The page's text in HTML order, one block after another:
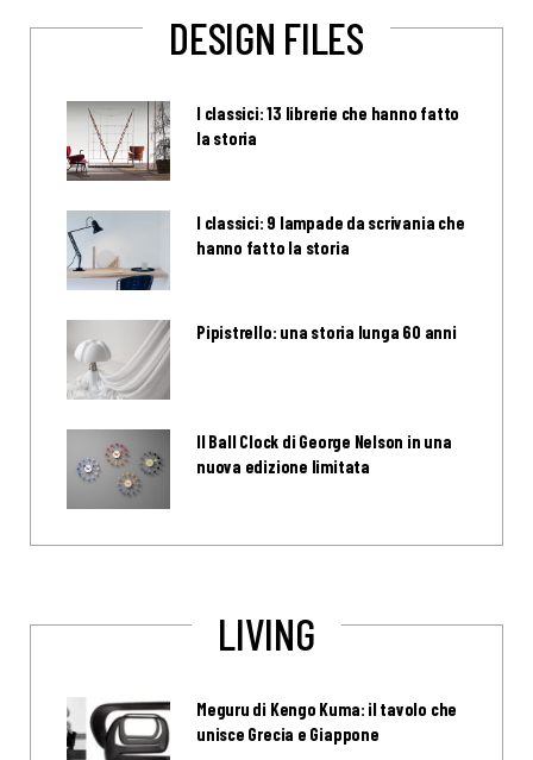
DESIGN FILES
I classici: 13 librerie che hanno fatto
la storia
I classici: 9 lampade da scrivania che
hanno fatto la storia
Pipistrello: una storia lunga 60 anni
Il Ball Clock di George Nelson in una
nuova edizione limitata
LIVING
Meguru di Kengo Kuma: il tavolo che
unisce Grecia e Giappone